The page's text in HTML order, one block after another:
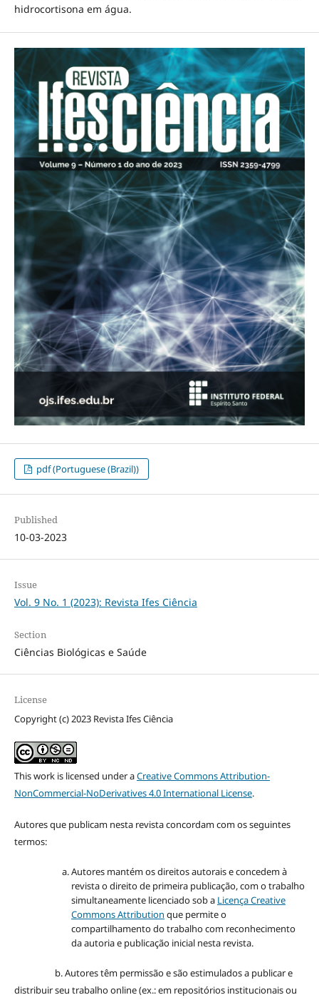
hidrocortisona em água.
pdf (Portuguese (Brazil))
Published
10-03-2023
Issue
Vol. 9 No. 1 (2023): Revista Ifes Ciência
Section
Ciências Biológicas e Saúde
License
Copyright (c) 2023 Revista Ifes Ciência
This work is licensed under aCreative Commons Attribution-
NonCommercial-NoDerivatives 4.0 International License.
Autores que publicam nesta revista concordam com os seguintes
termos:
Autores mantém os direitos autorais e concedem à
revista o direito de primeira publicação, com o trabalho
simultaneamente licenciado sob a Licença Creative
Commons Attribution que permite o
compartilhamento do trabalho com reconhecimento
da autoria e publicação inicial nesta revista.
b. Autores têm permissão e são estimulados a publicar e
distribuir seu trabalho online (ex.: em repositórios institucionais ou